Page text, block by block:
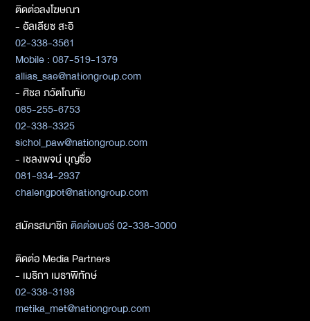
ติดต่อลงโฆษณา
- อัลเลียซ สะอิ
02-338-3561
Mobile : 087-519-1379
allias_sae@nationgroup.com
- ศิชล ภวัตโณทัย
085-255-6753
02-338-3325
sichol_paw@nationgroup.com
- เชลงพจน์ บุญซื่อ
081-934-2937
chalengpot@nationgroup.com
สมัครสมาชิกติดต่อเบอร์ 02-338-3000
ติดต่อ Media Partners
- เมธิกา เมธาพิทักษ์
02-338-3198
metika_met@nationgroup.com